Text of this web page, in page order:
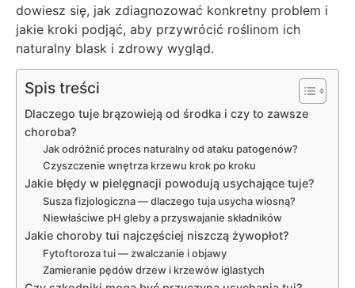
dowiesz się, jak zdiagnozować konkretny problem i
jakie kroki podjąć, aby przywrócić roślinom ich
naturalny blask i zdrowy wygląd.
Spis treści
Dlaczego tuje brązowieją od środka i czy to zawsze
choroba?
Jak odróżnić proces naturalny od ataku patogenów?
Czyszczenie wnętrza krzewu krok po kroku
Jakie błędy w pielęgnacji powodują usychające tuje?
Susza fizjologiczna — dlaczego tuja usycha wiosną?
Niewłaściwe pH gleby a przyswajanie składników
Jakie choroby tui najczęściej niszczą żywopłot?
Fytoftoroza tui — zwalczanie i objawy
Zamieranie pędów drzew i krzewów iglastych